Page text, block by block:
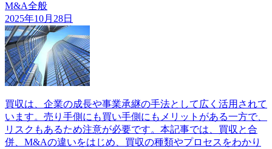
M&A全般
2025年10月28日
買収は、企業の成長や事業承継の手法として広く活用されて
います。売り手側にも買い手側にもメリットがある一方で、
リスクもあるため注意が必要です。本記事では、買収と合
併、M&Aの違いをはじめ、買収の種類やプロセスをわかり